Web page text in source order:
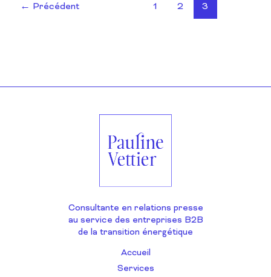
← Précédent 1 2 3
Consultante en relations presse
au service des entreprises B2B
de la transition énergétique
Accueil
Services